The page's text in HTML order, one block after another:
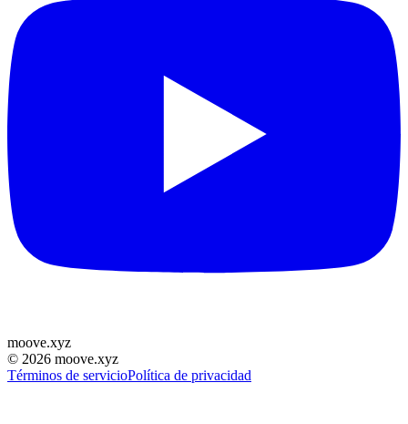
moove.xyz
© 2026 moove.xyz
Términos de servicioPolítica de privacidad